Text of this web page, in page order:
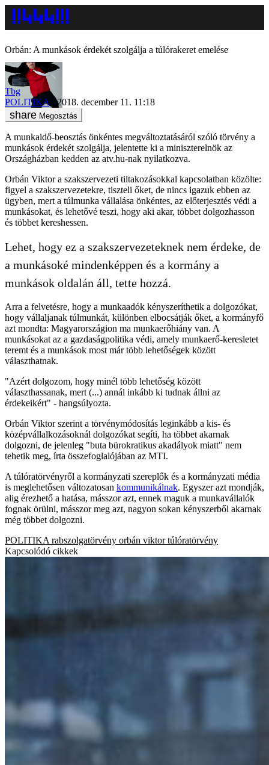
Orbán: A munkások érdekét szolgálja a túlórakeret emelése
Tbg
POLITIKA
2018. december 11. 11:18
Megosztás
A munkaidő-beosztás önkéntes megváltoztatásáról szóló törvény a
munkások érdekét szolgálja, jelentette ki a miniszterelnök az
Országházban kedden az atv.hu-nak nyilatkozva.
Orbán Viktor a szakszervezeti tiltakozásokkal kapcsolatban közölte:
figyel a szakszervezetekre, tiszteli őket, de nincs igazuk ebben az
ügyben, mert a túlmunka vállalása önkéntes, az előterjesztés védi a
munkásokat, és lehetővé teszi, hogy aki akar, többet dolgozhasson
és többet kereshessen.
Lehet, hogy ez a szakszervezeteknek nem érdeke, de
a munkásoké mindenképpen és a kormány a
munkások oldalán áll, tette hozzá.
Arra a felvetésre, hogy a munkaadók kényszeríthetik a dolgozókat,
hogy vállaljanak túlmunkát, különben elbocsátják őket, a kormányfő
azt mondta: Magyarországion ma munkaerőhiány van. A
munkásokat az a gazdaságpolitika védi, amely munkaerő-keresletet
teremt és a munkások most már több lehetőségek között
választhatnak.
"Azért dolgozom, hogy minél több lehetőség között
választhassanak, mert (...) annál inkább ki tudnak állni az
érdekeikért" - hangsúlyozta.
Orbán Viktor szerint a törvénymódosítás leginkább a kis- és
középvállalkozásoknál dolgozókat segíti, ha többet akarnak
dolgozni, de jelenleg "buta bürokratikus akadályok miatt" nem
tehetik meg, írta összefoglalójában az MTI.
A túlóratörvényről a kormányzati szereplők és a kormányzati média
is meglehetősen változatosan kommunikálnak. Egyszer azt mondják,
alig érezhető a hatása, másszor azt, ennek maguk a munkavállalók
fognak örülni, másszor meg azt, nagyon sokan kényszerből akarnak
még többet dolgozni.
POLITIKA rabszolgatörvény orbán viktor túlóratörvény
Kapcsolódó cikkek